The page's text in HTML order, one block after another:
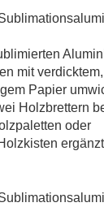
mit verdicktem,
Papier
Holzbrettern
oder